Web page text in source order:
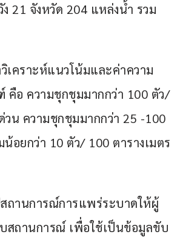
21 จังหวัด 204 แหล่งน้ำ รวม
เคราะห์แนวโน้มและค่าความ
คือ ความชุกชุมมากกว่า 100 ตัว/
วน ความชุกชุมมากกว่า 25 -100
อยกว่า 10 ตัว/ 100 ตารางเมตร
สถานการณ์การแพร่ระบาดให้ผู้
สถานการณ์ เพื่อใช้เป็นข้อมูลขับ